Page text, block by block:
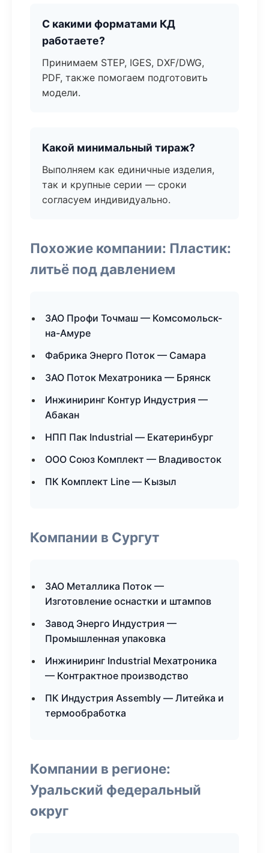
С какими форматами КД
работаете?
Принимаем STEP, IGES, DXF/DWG,
PDF, также помогаем подготовить
модели.
Какой минимальный тираж?
Выполняем как единичные изделия,
так и крупные серии — сроки
согласуем индивидуально.
Похожие компании: Пластик:
литьё под давлением
ЗАО Профи Точмаш — Комсомольск-
на-Амуре
Фабрика Энерго Поток — Самара
ЗАО Поток Мехатроника — Брянск
Инжиниринг Контур Индустрия —
Абакан
НПП Пак Industrial — Екатеринбург
ООО Союз Комплект — Владивосток
ПК Комплект Line — Кызыл
Компании в Сургут
ЗАО Металлика Поток —
Изготовление оснастки и штампов
Завод Энерго Индустрия —
Промышленная упаковка
Инжиниринг Industrial Мехатроника
— Контрактное производство
ПК Индустрия Assembly — Литейка и
термообработка
Компании в регионе:
Уральский федеральный
округ